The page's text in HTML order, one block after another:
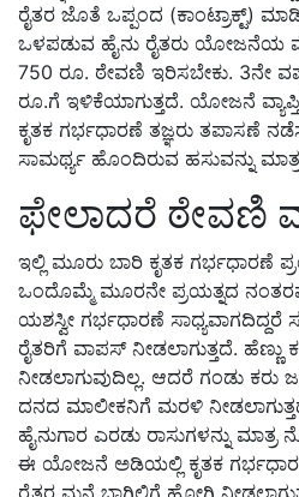
ರೈತರ ಜೊತೆ ಒಪ್ಪಂದ (ಕಾಂಟ್ರಾಕ್ಟ್)
ಒಳಪಡುವ ಹೈನು ರೈತರು ಯೋಜನೆಯ
750 ರೂ. ಠೇವಣಿ ಇರಿಸಬೇಕು. 3ನೇ
ರೂ.ಗೆ ಇಳಿಕೆಯಾಗುತ್ತದೆ. ಯೋಜನೆ
ಕೃತಕ ಗರ್ಭಧಾರಣೆ ತಜ್ಞರು ತಪಾಸಣೆ
ಸಾಮರ್ಥ್ಯ ಹೊಂದಿರುವ ಹಸುವನ್ನು
ಫೇಲಾದರೆ ಠೇವಣಿ
ಇಲ್ಲಿ ಮೂರು ಬಾರಿ ಕೃತಕ ಗರ್ಭಧಾರಣೆ
ಒಂದೊಮ್ಮೆ ಮೂರನೇ ಪ್ರಯತ್ನದ
ಯಶಸ್ವೀ ಗರ್ಭಧಾರಣೆ
ರೈತರಿಗೆ ವಾಪಸ್ ನೀಡಲಾಗುತ್ತದೆ.
ನೀಡಲಾಗುವುದಿಲ್ಲ. ಆದರೆ ಗಂಡು ಕರು
ದನದ ಮಾಲೀಕನಿಗೆ ಮರಳಿ
ಹೈನುಗಾರ ಎರಡು ರಾಸುಗಳನ್ನು
ಈ ಯೋಜನೆ ಅಡಿಯಲ್ಲಿ ಕೃತಕ
ರೈತರ ಮನೆ ಬಾಗಿಲಿಗೆ ಹೋಗಿ